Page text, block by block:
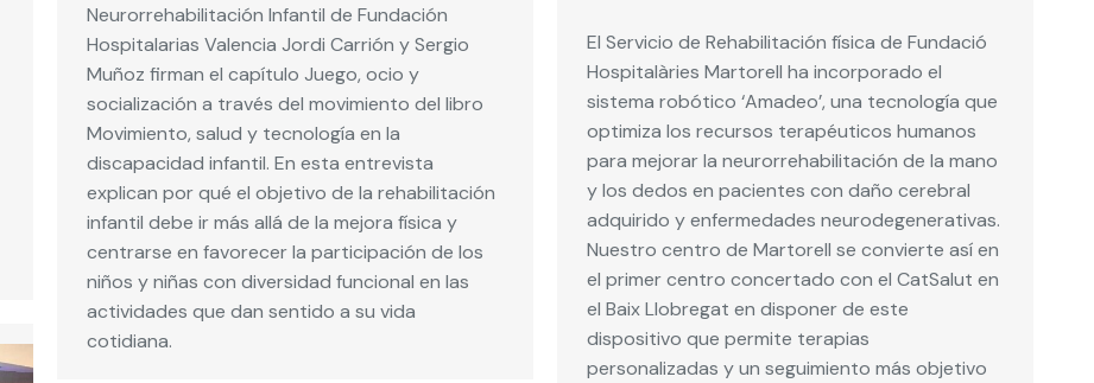
Neurorrehabilitación Infantil de Fundación
Hospitalarias Valencia Jordi Carrión y Sergio
Muñoz firman el capítulo Juego, ocio y
socialización a través del movimiento del libro
Movimiento, salud y tecnología en la
discapacidad infantil. En esta entrevista
explican por qué el objetivo de la rehabilitación
infantil debe ir más allá de la mejora física y
centrarse en favorecer la participación de los
niños y niñas con diversidad funcional en las
actividades que dan sentido a su vida
cotidiana.
El Servicio de Rehabilitación física de Fundació
Hospitalàries Martorell ha incorporado el
sistema robótico ‘Amadeo’, una tecnología que
optimiza los recursos terapéuticos humanos
para mejorar la neurorrehabilitación de la mano
y los dedos en pacientes con daño cerebral
adquirido y enfermedades neurodegenerativas.
Nuestro centro de Martorell se convierte así en
el primer centro concertado con el CatSalut en
el Baix Llobregat en disponer de este
dispositivo que permite terapias
personalizadas y un seguimiento más objetivo